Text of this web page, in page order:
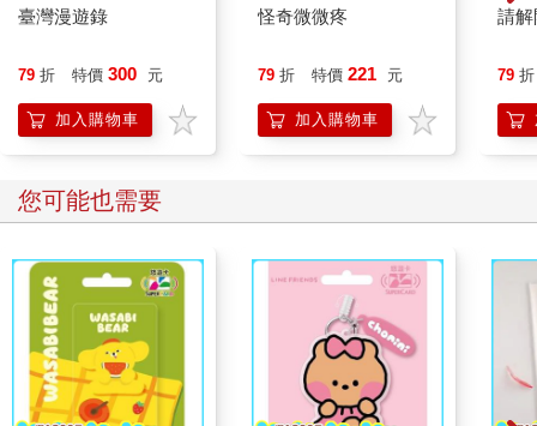
臺灣漫遊錄
79 折 特價 300 元
加入購物車
怪奇微微疼
79 折 特價 221 元
加入購物車
請解
79 折
您可能也需要